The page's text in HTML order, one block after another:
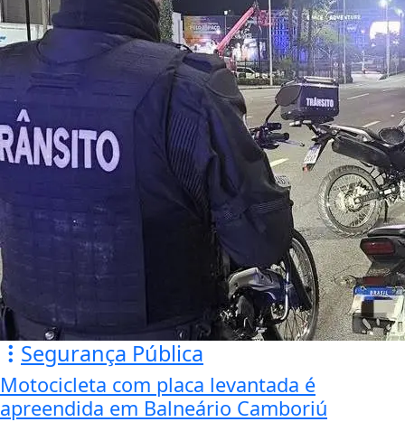
Segurança Pública
Motocicleta com placa levantada é
apreendida em Balneário Camboriú